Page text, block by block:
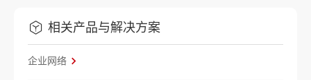
相关产品与解决方案
企业网络